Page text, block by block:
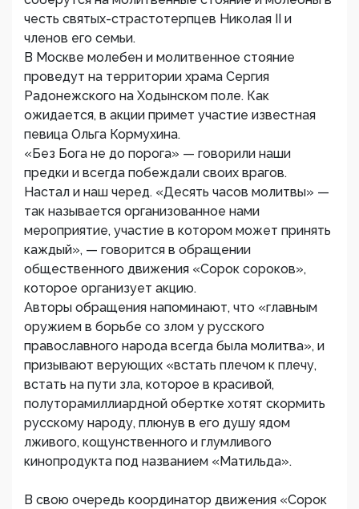
честь святых-страстотерпцев Николая II и
членов его семьи.
В Москве молебен и молитвенное стояние
проведут на территории храма Сергия
Радонежского на Ходынском поле. Как
ожидается, в акции примет участие известная
певица Ольга Кормухина.
«Без Бога не до порога» — говорили наши
предки и всегда побеждали своих врагов.
Настал и наш черед. «Десять часов молитвы» —
так называется организованное нами
мероприятие, участие в котором может принять
каждый», — говорится в обращении
общественного движения «Сорок сороков»,
которое организует акцию.
Авторы обращения напоминают, что «главным
оружием в борьбе со злом у русского
православного народа всегда была молитва», и
призывают верующих «встать плечом к плечу,
встать на пути зла, которое в красивой,
полуторамиллиардной обертке хотят скормить
русскому народу, плюнув в его душу ядом
лживого, кощунственного и глумливого
кинопродукта под названием «Матильда».
В свою очередь координатор движения «Сорок